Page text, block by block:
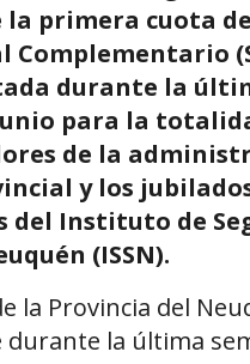
la primera cuota
Complementario
durante la
para la
de la
y los
del Instituto de
(ISSN).
la Provincia del
la última